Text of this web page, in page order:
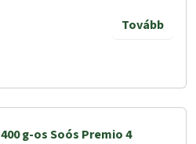
Tovább
400 g-os Soós Premio 4